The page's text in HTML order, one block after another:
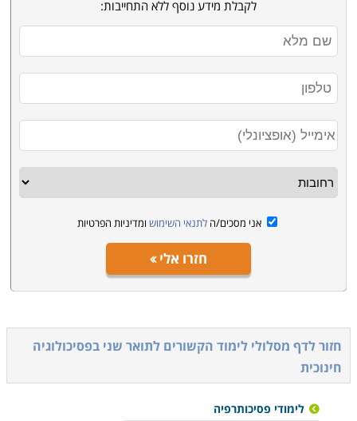
לקבלת מידע נוסף ללא התחייבות:
אני מסכים/ה לתנאי השימוש ומדיניות הפרטיות
חזרו אלי
חזור לדף מסלולי לימוד הקשורים לתואר שני בפסיכולוגיה
חינוכית
לימודי פסיכותרפיה